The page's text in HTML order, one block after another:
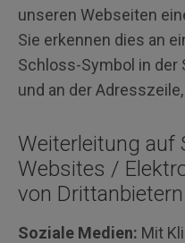
unseren Webseiten
Sie erkennen dies an
Schloss-Symbol in
und an der
Weiterleitung auf
Websites /
von Drittanbietern
Soziale Medien: Mit